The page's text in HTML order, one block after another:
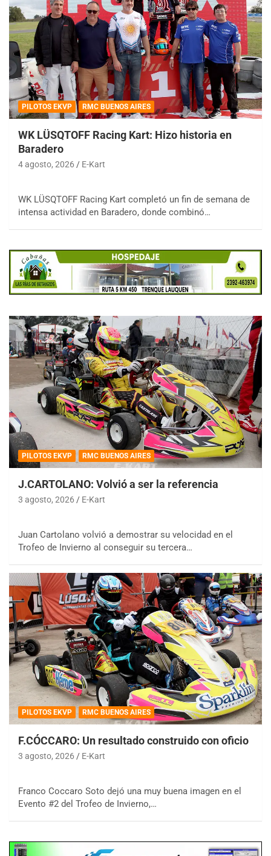
PILOTOS EKVP RMC BUENOS AIRES
WK LÜSQTOFF Racing Kart: Hizo historia en
Baradero
4 agosto, 2026 E-Kart
WK LÜSQTOFF Racing Kart completó un fin de semana de
intensa actividad en Baradero, donde combinó…
PILOTOS EKVP RMC BUENOS AIRES
J.CARTOLANO: Volvió a ser la referencia
3 agosto, 2026 E-Kart
Juan Cartolano volvió a demostrar su velocidad en el
Trofeo de Invierno al conseguir su tercera…
PILOTOS EKVP RMC BUENOS AIRES
F.CÓCCARO: Un resultado construido con oficio
3 agosto, 2026 E-Kart
Franco Coccaro Soto dejó una muy buena imagen en el
Evento #2 del Trofeo de Invierno,…